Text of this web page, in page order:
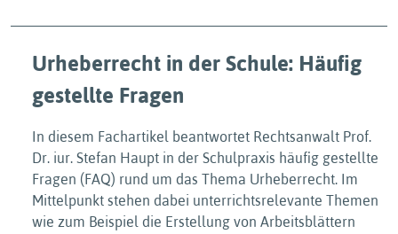
Urheberrecht in der Schule: Häufig
gestellte Fragen
In diesem Fachartikel beantwortet Rechtsanwalt Prof.
Dr. iur. Stefan Haupt in der Schulpraxis häufig gestellte
Fragen (FAQ) rund um das Thema Urheberrecht. Im
Mittelpunkt stehen dabei unterrichtsrelevante Themen
wie zum Beispiel die Erstellung von Arbeitsblättern